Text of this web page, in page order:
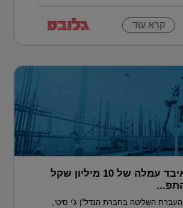
קרא עוד
המתווך שאיבד עמלה של 10 מיליון שקל
השליטה בחברת הנדל"ן ג'י סיטי,